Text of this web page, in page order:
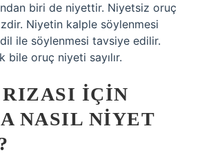
biri de niyettir. Niyetsiz oruç
Niyetin kalple söylenmesi
ile söylenmesi tavsiye edilir.
bile oruç niyeti sayılır.
IÇIN
NASIL NIYET